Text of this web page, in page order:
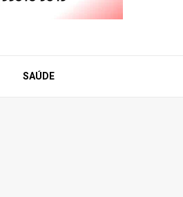
SAÚDE